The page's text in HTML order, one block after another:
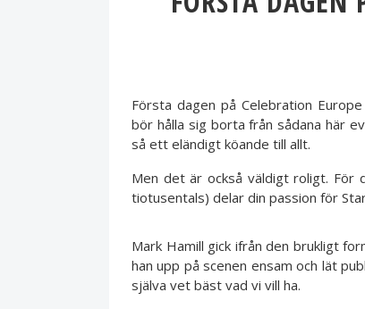
Första dagen på Celebration
bör hålla sig borta från sådana här
så ett eländigt köande till allt.
Men det är också väldigt roligt.
tiotusentals) delar din passion för
Mark Hamill gick ifrån den brukligt
han upp på scenen ensam och lät
själva vet bäst vad vi vill ha.